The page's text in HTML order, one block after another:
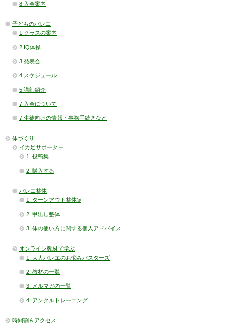
8 入会案内
子どものバレエ
1 クラスの案内
2 IQ体操
3 発表会
4 スケジュール
5 講師紹介
7 入会について
7 生徒向けの情報・事務手続きなど
体づくり
イカ足サポーター
1. 投稿集
2. 購入する
バレエ整体
1. ターンアウト整体®
2. 甲出し整体
3. 体の使い方に関する個人アドバイス
オンライン教材で学ぶ
1. 大人バレエのお悩みバスターズ
2. 教材の一覧
3. メルマガの一覧
4. アンクルトレーニング
時間割＆アクセス